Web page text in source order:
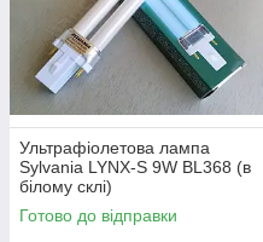
Ультрафіолетова лампа
Sylvania LYNX-S 9W BL368 (в
білому склі)
Готово до відправки